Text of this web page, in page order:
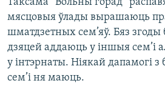
мясцовыя ўлады вырашаюць
шматдзетных сем’яў. Бяз згоды
дзяцей аддаюць у іншыя сем’і
у інтэрнаты. Ніякай дапамогі з
сем’і ня маюць.